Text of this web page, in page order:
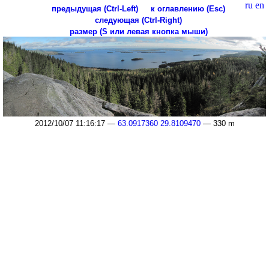
ru en
предыдущая (Ctrl-Left)
к оглавлению (Esc)
следующая (Ctrl-Right)
размер (S или левая кнопка мыши)
2012/10/07 11:16:17 — 63.0917360 29.8109470— 330 m